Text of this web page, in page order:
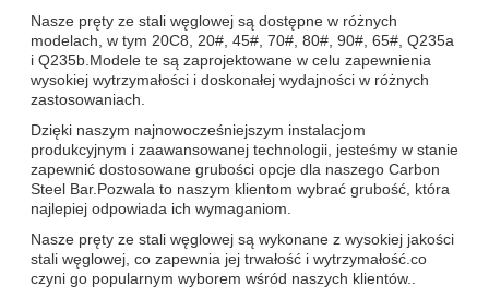
Nasze pręty ze stali węglowej są dostępne w różnych
modelach, w tym 20C8, 20#, 45#, 70#, 80#, 90#, 65#, Q235a
i Q235b.Modele te są zaprojektowane w celu zapewnienia
wysokiej wytrzymałości i doskonałej wydajności w różnych
zastosowaniach.
Dzięki naszym najnowocześniejszym instalacjom
produkcyjnym i zaawansowanej technologii, jesteśmy w stanie
zapewnić dostosowane grubości opcje dla naszego Carbon
Steel Bar.Pozwala to naszym klientom wybrać grubość, która
najlepiej odpowiada ich wymaganiom.
Nasze pręty ze stali węglowej są wykonane z wysokiej jakości
stali węglowej, co zapewnia jej trwałość i wytrzymałość.co
czyni go popularnym wyborem wśród naszych klientów..